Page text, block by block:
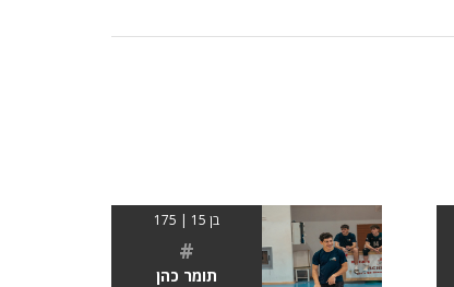
בן 15 | 175
#
תומר כהן